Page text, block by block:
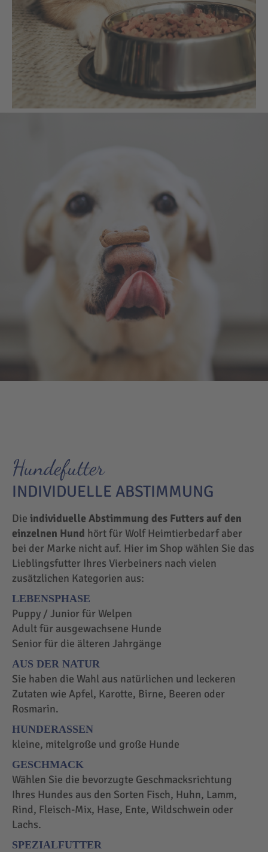
Hundefutter
INDIVIDUELLE ABSTIMMUNG
Die individuelle Abstimmung des Futters auf den
einzelnen Hund hört für Wolf Heimtierbedarf aber
bei der Marke nicht auf. Hier im Shop wählen Sie das
Lieblingsfutter Ihres Vierbeiners nach vielen
zusätzlichen Kategorien aus:
LEBENSPHASE
Puppy / Junior für Welpen
Adult für ausgewachsene Hunde
Senior für die älteren Jahrgänge
AUS DER NATUR
Sie haben die Wahl aus natürlichen und leckeren
Zutaten wie Apfel, Karotte, Birne, Beeren oder
Rosmarin.
HUNDERASSEN
kleine, mitelgroße und große Hunde
GESCHMACK
Wählen Sie die bevorzugte Geschmacksrichtung
Ihres Hundes aus den Sorten Fisch, Huhn, Lamm,
Rind, Fleisch-Mix, Hase, Ente, Wildschwein oder
Lachs.
SPEZIALFUTTER